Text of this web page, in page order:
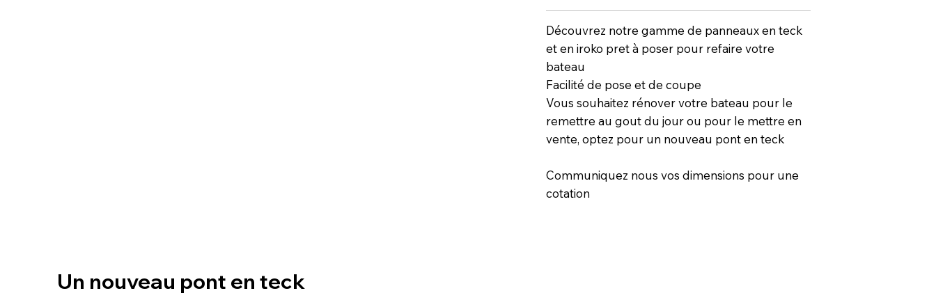
Découvrez notre gamme de panneaux en teck
et en iroko pret à poser pour refaire votre
bateau
Facilité de pose et de coupe
Vous souhaitez rénover votre bateau pour le
remettre au gout du jour ou pour le mettre en
vente, optez pour un nouveau pont en teck
Communiquez nous vos dimensions pour une
cotation
Un nouveau pont en teck